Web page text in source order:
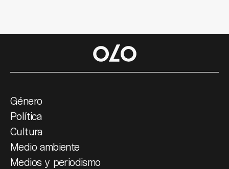
Género
Política
Cultura
Medio ambiente
Medios y periodismo